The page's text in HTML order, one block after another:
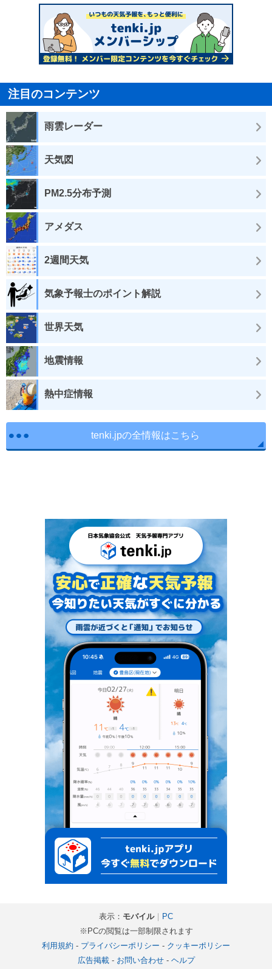
注目のコンテンツ
雨雲レーダー
天気図
PM2.5分布予測
アメダス
2週間天気
気象予報士のポイント解説
世界天気
地震情報
熱中症情報
tenki.jpの全情報はこちら
表示： モバイル｜
PC
※PCの閲覧は一部制限されます
利用規約 - プライバシーポリシー - クッキーポリシー
広告掲載- お問い合わせ- ヘルプ